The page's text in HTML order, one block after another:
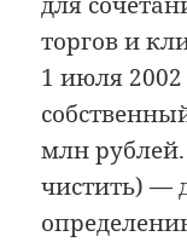
торгов и
1 июля
млн
чистить) —